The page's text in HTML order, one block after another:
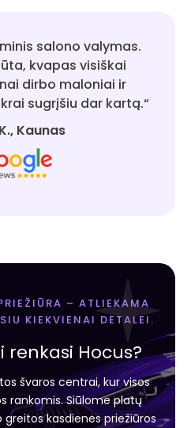
salono valymas.
kvapas visiškai
dirbo maloniai ir
sugrįšiu dar kartą.“
Kaunas
– ATLIEKAMA
KIEKVIENAI DETALEI.
renkasi Hocus?
švaros centrai, kur visos
rankomis. Siūlome platų
kasdienės priežiūros